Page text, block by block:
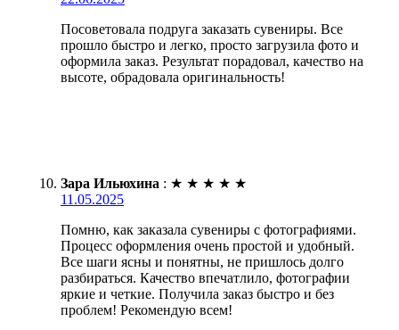
Посоветовала подруга заказать сувениры. Все
прошло быстро и легко, просто загрузила фото и
оформила заказ. Результат порадовал, качество на
высоте, обрадовала оригинальность!
Зара Ильюхина : ★ ★ ★ ★ ★
11.05.2025
Помню, как заказала сувениры с фотографиями.
Процесс оформления очень простой и удобный.
Все шаги ясны и понятны, не пришлось долго
разбираться. Качество впечатлило, фотографии
яркие и четкие. Получила заказ быстро и без
проблем! Рекомендую всем!